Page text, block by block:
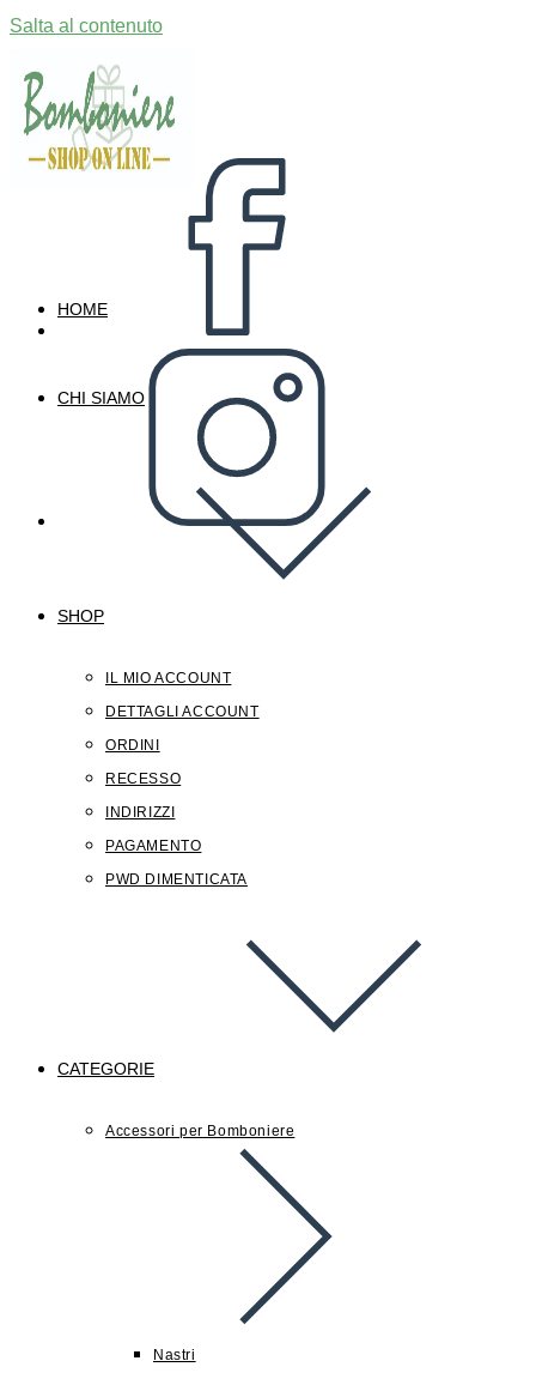
Salta al contenuto
HOME
CHI SIAMO
SHOP
IL MIO ACCOUNT
DETTAGLI ACCOUNT
ORDINI
RECESSO
INDIRIZZI
PAGAMENTO
PWD DIMENTICATA
CATEGORIE
Accessori per Bomboniere
Nastri